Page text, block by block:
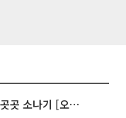
35도 안팎 무더위 이어져…전국 곳곳 소나기 [오늘 날씨]